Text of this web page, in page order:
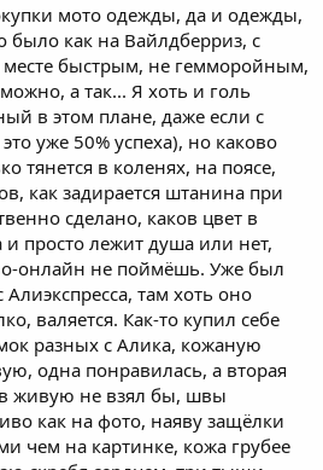
мото одежды, да и одежды,
было как на Вайлдберриз, с
месте быстрым, не гемморойным,
а так... Я хоть и голь
в этом плане, даже если с
уже 50% успеха), но каково
тянется в коленях, на поясе,
как задирается штанина при
сделано, каков цвет в
просто лежит душа или нет,
онлайн не поймёшь. Уже был
там хоть оно
валяется. Как-то купил себе
разных с Алика, кожаную
одна понравилась, а вторая
живую не взял бы, швы
как на фото, наяву защёлки
чем на картинке, кожа грубее